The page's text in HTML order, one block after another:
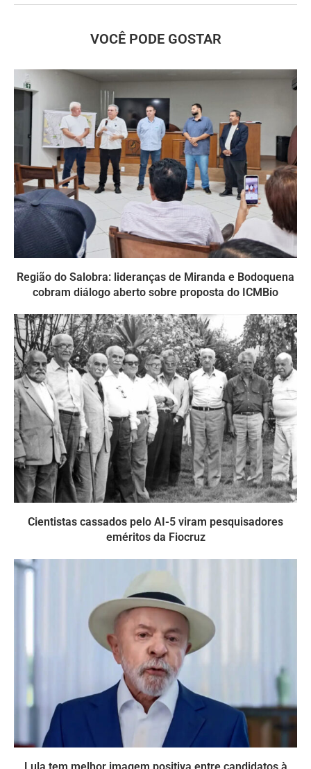
VOCÊ PODE GOSTAR
Região do Salobra: lideranças de Miranda e Bodoquena
cobram diálogo aberto sobre proposta do ICMBio
Cientistas cassados pelo AI-5 viram pesquisadores
eméritos da Fiocruz